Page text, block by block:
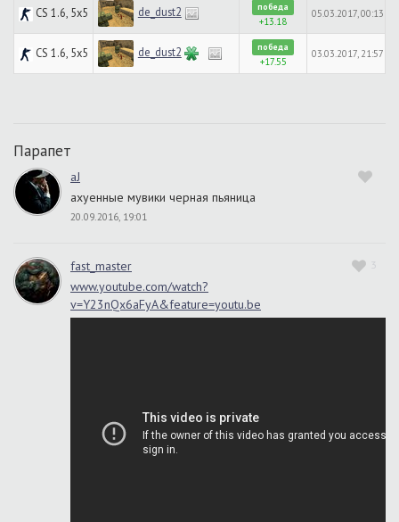
CS 1.6, 5x5 de_dust2 победа
+13.18
05.03.2017, 00:13
CS 1.6, 5x5 de_dust2 победа
+17.55
03.03.2017, 21:57
Парапет
aJ
ахуенные мувики черная пьяница
20.09.2016, 19:01
3
fast_master
www.youtube.com/watch?
v=Y23nQx6aFyA&feature=youtu.be